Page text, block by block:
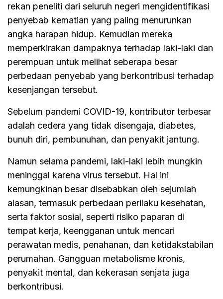
rekan peneliti dari seluruh negeri mengidentifikasi
penyebab kematian yang paling menurunkan
angka harapan hidup. Kemudian mereka
memperkirakan dampaknya terhadap laki-laki dan
perempuan untuk melihat seberapa besar
perbedaan penyebab yang berkontribusi terhadap
kesenjangan tersebut.
Sebelum pandemi COVID-19, kontributor terbesar
adalah cedera yang tidak disengaja, diabetes,
bunuh diri, pembunuhan, dan penyakit jantung.
Namun selama pandemi, laki-laki lebih mungkin
meninggal karena virus tersebut. Hal ini
kemungkinan besar disebabkan oleh sejumlah
alasan, termasuk perbedaan perilaku kesehatan,
serta faktor sosial, seperti risiko paparan di
tempat kerja, keengganan untuk mencari
perawatan medis, penahanan, dan ketidakstabilan
perumahan. Gangguan metabolisme kronis,
penyakit mental, dan kekerasan senjata juga
berkontribusi.